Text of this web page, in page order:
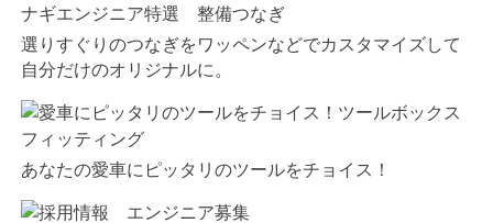
選りすぐりのつなぎをワッペンなどでカスタマイズして
自分だけのオリジナルに。
あなたの愛車にピッタリのツールをチョイス！